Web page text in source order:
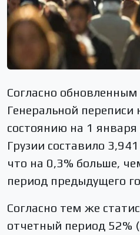
Согласно
Генеральной переписи
состоянию на 1
Грузии составило
что на 0,3% больше,
период предыдущего
Согласно тем же
отчетный период 52%